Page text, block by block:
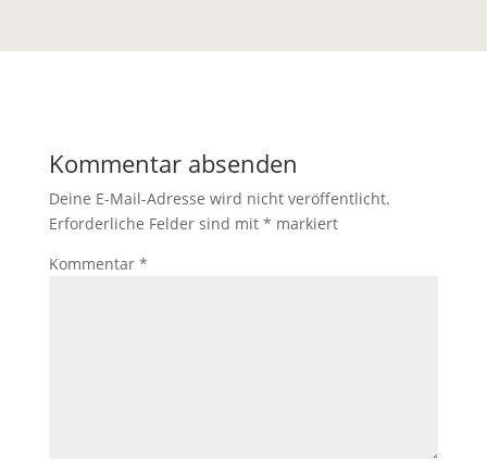
Kommentar absenden
Deine E-Mail-Adresse wird nicht veröffentlicht.
Erforderliche Felder sind mit * markiert
Kommentar *